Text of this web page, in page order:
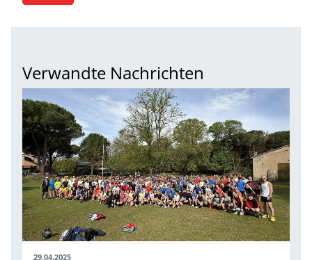
Verwandte Nachrichten
29.04.2025